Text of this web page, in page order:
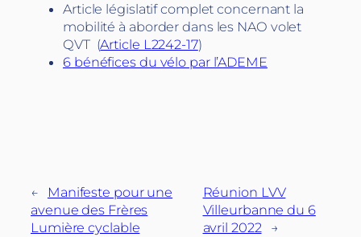
Article législatif complet concernant la
mobilité à aborder dans les NAO volet
QVT (Article L2242-17)
6 bénéfices du vélo par l’ADEME
←
Manifeste pour une
avenue des Frères
Lumière cyclable
Réunion LVV
Villeurbanne du 6
avril 2022
→